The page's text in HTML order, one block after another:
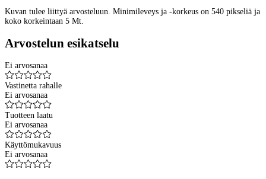
Kuvan tulee liittyä arvosteluun. Minimileveys ja -korkeus on 540 pikseliä ja
koko korkeintaan 5 Mt.
Arvostelun esikatselu
Ei arvosanaa
Vastinetta rahalle
Ei arvosanaa
Tuotteen laatu
Ei arvosanaa
Käyttömukavuus
Ei arvosanaa